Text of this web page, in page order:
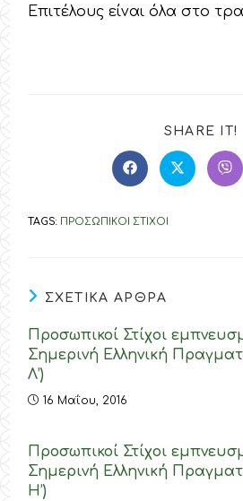
Επιτέλους είναι όλα στο
SHARE IT!
Opens
in
window
Opens
in
in
TAGS: ΠΡΟΣΩΠΙΚΟΙ ΣΤΙΧΟΙ
ΣΧΕΤΙΚΑ ΑΡΘΡΑ
Προσωπικοί Στίχοι
Σημερινή Ελληνική
Λ’)
16 Μαΐου, 2016
Προσωπικοί Στίχοι
Σημερινή Ελληνική
Η’)